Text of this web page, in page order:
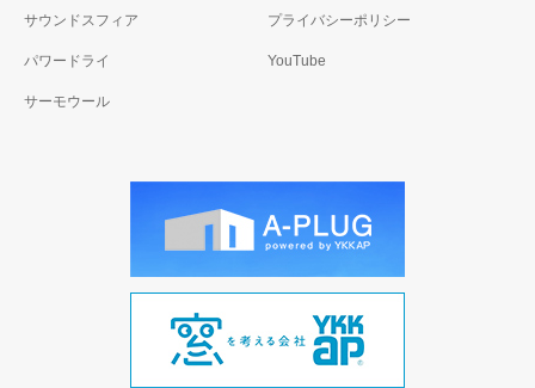
サウンドスフィア
パワードライ
サーモウール
プライバシーポリシー
YouTube